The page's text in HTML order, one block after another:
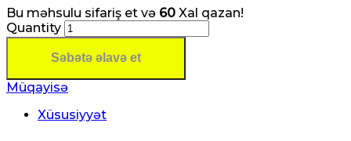
Bu məhsulu sifariş et və 60 Xal qazan!
Quantity
Səbətə əlavə et
Müqayisə
Xüsusiyyət